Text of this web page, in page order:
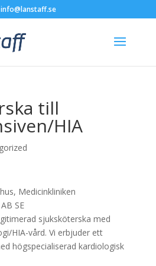
info@lanstaff.se
till
HIA
Medicinkliniken
AB SE
sjuksköterska med
HIA-vård. Vi erbjuder ett
högspecialiserad kardiologisk